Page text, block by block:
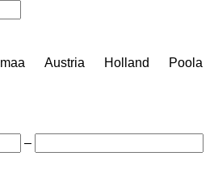
Austria Holland
Poola
–